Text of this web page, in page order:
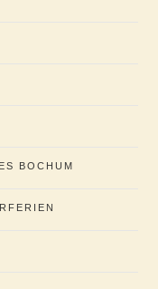
BOCHUM